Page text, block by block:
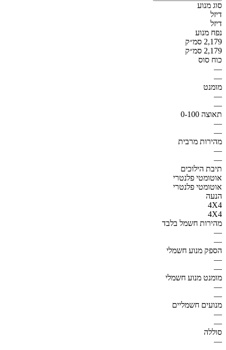
סוג מנוע
דיזל
דיזל
נפח מנוע
2,179 סמ״ק
2,179 סמ״ק
כוח סוס
—
—
מומנט
—
—
תאוצה 0-100
—
—
מהירות מרבית
—
—
תיבת הילוכים
אוטומטי פלנטרי
אוטומטי פלנטרי
הנעה
4X4
4X4
מהירות חשמל בלבד
—
—
הספק מנוע חשמלי
—
—
מומנט מנוע חשמלי
—
—
מנועים חשמליים
—
—
סוללה
—